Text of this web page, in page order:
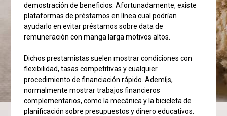
demostración de beneficios. Afortunadamente, existe
plataformas de préstamos en línea cual podrían
ayudarlo en evitar préstamos sobre data de
remuneración con manga larga motivos altos.
Dichos prestamistas suelen mostrar condiciones con
flexibilidad, tasas competitivas y cualquier
procedimiento de financiación rápido.Ademí¡s,
normalmente mostrar trabajos financieros
complementarios, como la mecánica y la bicicleta de
planificación sobre presupuestos y dinero educativos.